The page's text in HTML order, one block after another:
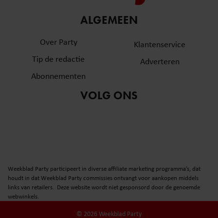
ALGEMEEN
Over Party
Tip de redactie
Abonnementen
Klantenservice
Adverteren
VOLG ONS
Weekblad Party participeert in diverse affiliate marketing programma’s, dat
houdt in dat Weekblad Party commissies ontvangt voor aankopen middels
links van retailers. Deze website wordt niet gesponsord door de genoemde
webwinkels.
© 2026 Weekblad Party